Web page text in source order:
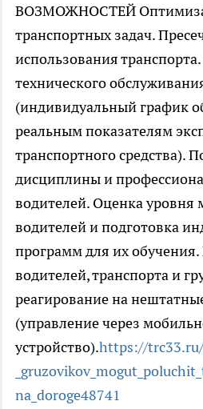
ВОЗМОЖНОСТЕЙ
транспортных задач.
использования
технического
(индивидуальный график
реальным показателям
транспортного средства).
дисциплины и
водителей. Оценка уровня
водителей и подготовка
программ для их обучения.
водителей, транспорта и
реагирование на
(управление через
устройство).https://
na_doroge48741